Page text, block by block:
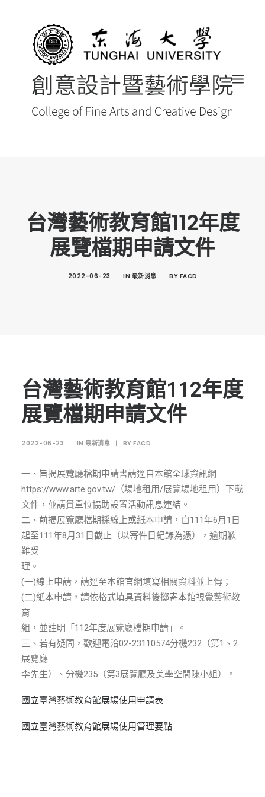
創藝院簡介
創意科技與藝術跨域學分學程
表單下載
招生資訊
高中生專區
境外生專區 PROSPECTIVE STUDENTS
聯絡我們 CONTACT
法規章程
ENGLISH
搜尋
台灣藝術教育館112年度
展覽檔期申請文件
2022-06-23 | IN 最新消息 | BY FACD
台灣藝術教育館112年度
展覽檔期申請文件
2022-06-23 | IN 最新消息 | BY FACD
一、旨揭展覽廳檔期申請書請逕自本館全球資訊網
https://www.arte.gov.tw/（場地租用/展覽場地租用）下載
文件，並請貴單位協助設置活動訊息連結。
二、前揭展覽廳檔期採線上或紙本申請，自111年6月1日
起至111年8月31日截止（以寄件日紀錄為憑），逾期歉
難受
理。
(一)線上申請，請逕至本館官網填寫相關資料並上傳；
(二)紙本申請，請依格式填具資料後擲寄本館視覺藝術教
育
組，並註明「112年度展覽廳檔期申請」。
三、若有疑問，歡迎電洽02-23110574分機232（第1、2
展覽廳
李先生）、分機235（第3展覽廳及美學空間陳小姐）。
國立臺灣藝術教育館展場使用申請表
國立臺灣藝術教育館展場使用管理要點